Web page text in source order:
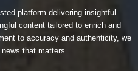
platform delivering insightful
content tailored to enrich and
to accuracy and authenticity, we
that matters.